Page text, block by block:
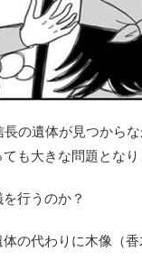
の遺体が見つから
も大きな問題となり
行うのか？
の代わりに木像（